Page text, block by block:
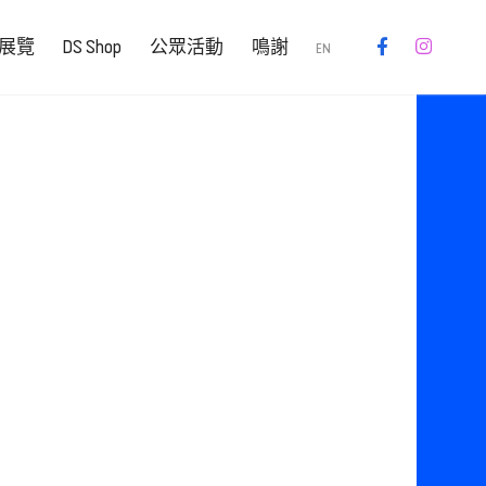
覽 DS Shop 公眾活動 鳴謝 EN